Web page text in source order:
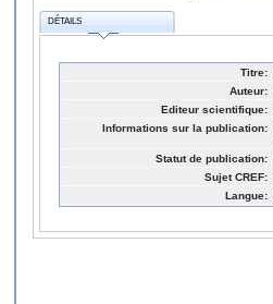
DÉTAILS
Titre:
Auteur:
Editeur scientifique:
Informations sur la publication:
Statut de publication:
Sujet CREF:
Langue: